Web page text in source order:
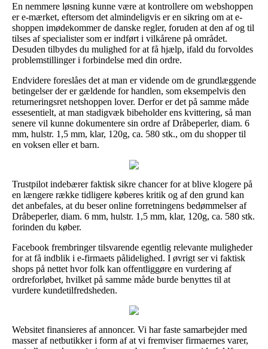
En nemmere løsning kunne være at kontrollere om webshoppen
er e-mærket, eftersom det almindeligvis er en sikring om at e-
shoppen imødekommer de danske regler, foruden at den af og til
tilses af specialister som er indført i vilkårene på området.
Desuden tilbydes du mulighed for at få hjælp, ifald du forvoldes
problemstillinger i forbindelse med din ordre.
Endvidere foreslåes det at man er vidende om de grundlæggende
betingelser der er gældende for handlen, som eksempelvis den
returneringsret netshoppen lover. Derfor er det på samme måde
essesentielt, at man stadigvæk bibeholder ens kvittering, så man
senere vil kunne dokumentere sin ordre af Dråbeperler, diam. 6
mm, hulstr. 1,5 mm, klar, 120g, ca. 580 stk., om du shopper til
en voksen eller et barn.
Trustpilot indebærer faktisk sikre chancer for at blive klogere på
en længere række tidligere køberes kritik og af den grund kan
det anbefales, at du beser online forretningens bedømmelser af
Dråbeperler, diam. 6 mm, hulstr. 1,5 mm, klar, 120g, ca. 580 stk.
forinden du køber.
Facebook frembringer tilsvarende egentlig relevante muligheder
for at få indblik i e-firmaets pålidelighed. I øvrigt ser vi faktisk
shops på nettet hvor folk kan offentliggøre en vurdering af
ordreforløbet, hvilket på samme måde burde benyttes til at
vurdere kundetilfredsheden.
Websitet finansieres af annoncer. Vi har faste samarbejder med
masser af netbutikker i form af at vi fremviser firmaernes varer,